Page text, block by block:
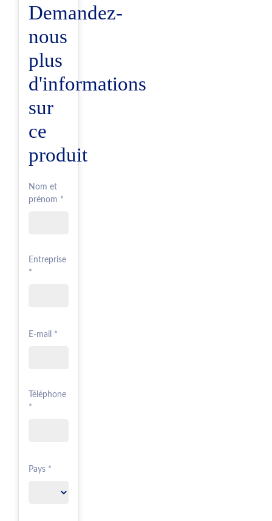
Demandez-
nous
plus
d'informations
sur
ce
produit
Nom et
prénom *
Entreprise
*
E-mail *
Téléphone
*
Pays *